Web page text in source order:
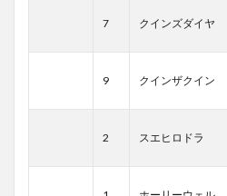
7 クインズダイヤ
9 クインザクイン
2 スエヒロドラ